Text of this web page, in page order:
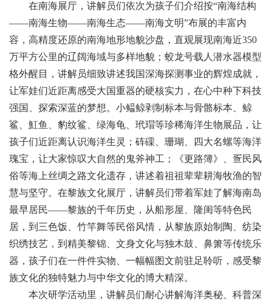
在南海展厅，讲解员们依次为孩子们介绍按“南海结构
——南海生物——南海生态——南海文明”布展的丰富内
容，高精度还原的南海地形地貌沙盘，直观展现南海近350
万平方公里的辽阔海域与多样地貌；蛟龙号载人潜水器模型
格外醒目，讲解员细致讲述我国深海探测事业的辉煌成就，
让军娃们近距离感受大国重器的硬核实力，在心中种下科技
强国、探索深蓝的梦想。小鳁鲸剥制标本与骨骼标本、鲸
鲨、魟鱼、豹纹鲨、绿海龟、玳瑁等珍稀海洋生物展品，让
孩子们近距离认识海洋生灵；砗磲、珊瑚、四大名螺等海洋
瑰宝，让大家惊叹大自然的鬼斧神工；《更路簿》、疍民风
俗等海上丝绸之路文化遗存，讲述着祖祖辈辈耕海牧渔的智
慧与坚守。在黎族文化展厅，讲解员们带着军娃了解海南岛
最早居民——黎族的千年历史，从船形屋、隆闺等特色民
居，到三色饭、竹竿舞等民俗风情，从黎族原始制陶、纺染
织绣技艺，到精美黎锦、文身文化与独木鼓、鼻箫等传统乐
器，孩子们在一件件实物、一幅幅图文前驻足聆听，感受黎
族文化的独特魅力与中华文化的博大精深。
本次研学活动里，讲解员们耐心讲解海洋奥秘、科普深